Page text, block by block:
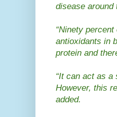
disease around
“Ninety
antioxidants in
protein and
“It can act as
However, this
added.